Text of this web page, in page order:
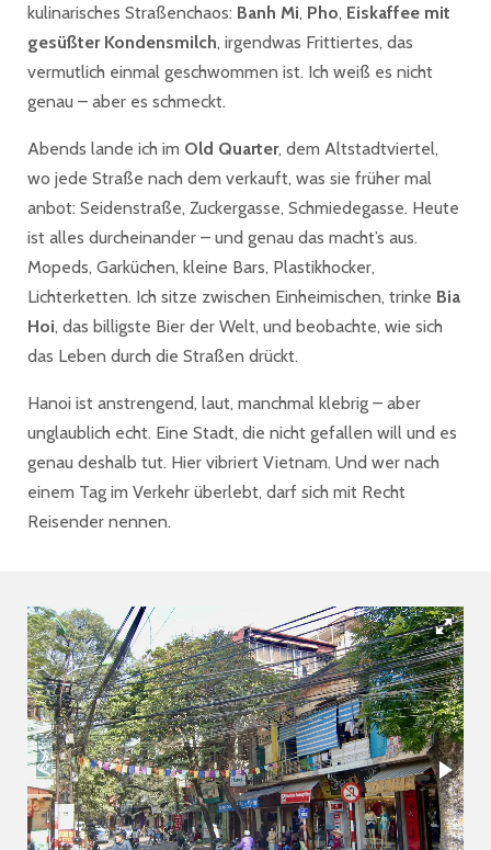
kulinarisches Straßenchaos: Banh Mi, Pho, Eiskaffee mit
gesüßter Kondensmilch, irgendwas Frittiertes, das
vermutlich einmal geschwommen ist. Ich weiß es nicht
genau – aber es schmeckt.
Abends lande ich im Old Quarter, dem Altstadtviertel,
wo jede Straße nach dem verkauft, was sie früher mal
anbot: Seidenstraße, Zuckergasse, Schmiedegasse. Heute
ist alles durcheinander – und genau das macht’s aus.
Mopeds, Garküchen, kleine Bars, Plastikhocker,
Lichterketten. Ich sitze zwischen Einheimischen, trinke Bia
Hoi, das billigste Bier der Welt, und beobachte, wie sich
das Leben durch die Straßen drückt.
Hanoi ist anstrengend, laut, manchmal klebrig – aber
unglaublich echt. Eine Stadt, die nicht gefallen will und es
genau deshalb tut. Hier vibriert Vietnam. Und wer nach
einem Tag im Verkehr überlebt, darf sich mit Recht
Reisender nennen.